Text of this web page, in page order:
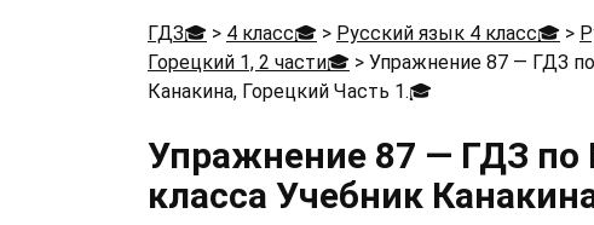
ГДЗ🎓 > 4 класс🎓 > Русский язык 4 класс🎓 >
Горецкий 1, 2 части🎓 > Упражнение 87 — ГДЗ
Канакина, Горецкий Часть 1.🎓
Упражнение 87 — ГДЗ по
класса Учебник